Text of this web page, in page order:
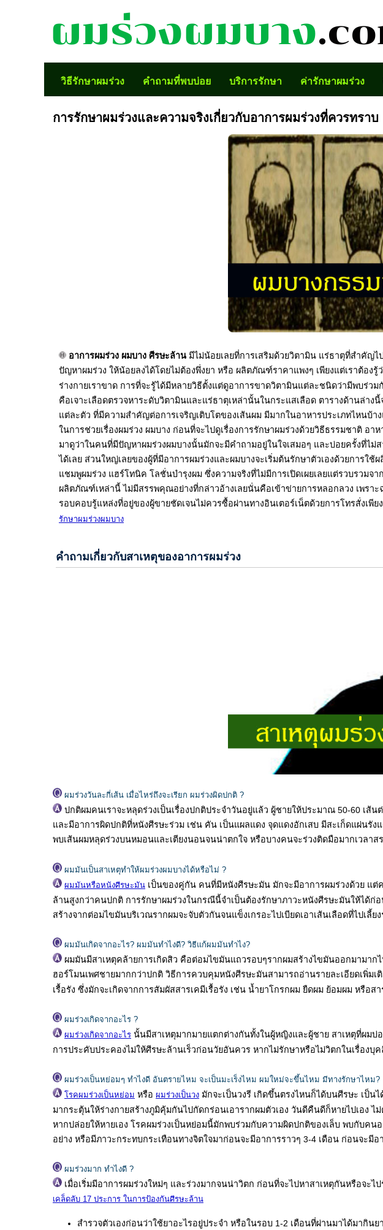
ผมร่วงผมบาง
วิธีรักษาผมร่วง คำถามที่พบบ่อย บริการรักษา ค่ารักษาผมร่วง
การรักษาผมร่วงและความจริงเกี่ยวกับอาการผมร่วงที่ควรทราบ
อาการผมร่วง ผมบาง ศีรษะล้าน มีไม่น้อยเลยที่การเสริมด้วยวิตามิน แร่ธาตุที่สำคัญ
ปัญหาผมร่วง ให้น้อยลงได้โดยไม่ต้องพึ่งยา หรือ ผลิตภัณฑ์ราคาแพงๆ เพียงแต่เราต้องรู้
ร่างกายเราขาด การที่จะรู้ได้มีหลายวิธีตั้งแต่ดูอาการขาดวิตามินแต่ละชนิดว่ามีพบร่ว
คือเจาะเลือดตรวจหาระดับวิตามินและแร่ธาตุเหล่านั้นในกระแสเลือด ตารางด้านล่าง
แต่ละตัว ที่มีความสำคัญต่อการเจริญเติบโตของเส้นผม มีมากในอาหารประเภทไหนบ้
ในการช่วยเรื่องผมร่วง ผมบาง ก่อนที่จะไปดูเรื่องการรักษาผมร่วงด้วยวิธีธรรมชาติ อา
มาดูว่าในคนที่มีปัญหาผมร่วงผมบางนั้นมักจะมีคำถามอยู่ในใจเสมอๆ และบ่อยครั้งที่ไ
ได้เลย ส่วนใหญ่เลยของผู้ที่มีอาการผมร่วงและผมบางจะเริ่มต้นรักษาตัวเองด้วยการใ
แชมพูผมร่วง แฮร์โทนิค โลชั่นบำรุงผม ซึ่งความจริงที่ไม่มีการเปิดเผยเลยแต่รวบรวมจ
ผลิตภัณฑ์เหล่านี้ ไม่มีสรรพคุณอย่างที่กล่าวอ้างเลยนั่นคือเข้าข่ายการหลอกลวง เพรา
รอบคอบรู้แหล่งที่อยู่ของผู้ขายชัดเจนไม่ควรซื้อผ่านทางอินเตอร์เน็ตด้วยการโทรสั่งเพี
รักษาผมร่วงผมบาง
คำถามเกี่ยวกับสาเหตุของอาการผมร่วง
ผมร่วงวันละกี่เส้น เมื่อไหร่ถึงจะเรียก ผมร่วงผิดปกติ ?
ปกติผมคนเราจะหลุดร่วงเป็นเรื่องปกติประจำวันอยู่แล้ว ผู้ชายให้ประมาณ 50-60 เ
และมีอาการผิดปกติที่หนังศีรษะร่วม เช่น คัน เป็นแผลแดง จุดแดงอักเสบ มีสะเก็ดแผ่น
พบเส้นผมหลุดร่วงบนหมอนและเตียงนอนจนน่าตกใจ หรือบางคนจะร่วงติดมือมากเวลา
ผมมันเป็นสาเหตุทำให้ผมร่วงผมบางได้หรือไม่ ?
ผมมันหรือหนังศีรษะมัน เป็นของคู่กัน คนที่มีหนังศีรษะมัน มักจะมีอาการผมร่วงด้วย แต่
ล้านสูงกว่าคนปกติ การรักษาผมร่วงในกรณีนี้จำเป็นต้องรักษาภาวะหนังศีรษะมันให้ได้ก่
สร้างจากต่อมไขมันบริเวณรากผมจะจับตัวกันจนแข็งเกรอะไปเบียดเอาเส้นเลือดที่ไปเลี้ย
ผมมันเกิดจากอะไร? ผมมันทำไงดี? วิธีแก้ผมมันทำไง?
ผมมันมีสาเหตุคล้ายการเกิดสิว คือต่อมไขมันแถวรอบๆรากผมสร้างไขมันออกมามา
ฮอร์โมนเพศชายมากกว่าปกติ วิธีการควบคุมหนังศีรษะมันสามารถอ่านรายละเอียดเพิ่มเ
เรื้อรัง ซึ่งมักจะเกิดจากการสัมผัสสารเคมีเรื้อรัง เช่น น้ำยาโกรกผม ยืดผม ย้อมผม หรือ
ผมร่วงเกิดจากอะไร ?
ผมร่วงเกิดจากอะไร นั้นมีสาเหตุมากมายแตกต่างกันทั้งในผู้หญิงและผู้ชาย สาเหตุที่ผม
การประคับประคองไม่ให้ศีรษะล้านเร็วก่อนวัยอันควร หากไม่รักษาหรือไม่วิตกในเรื่อง
ผมร่วงเป็นหย่อมๆ ทำไงดี อันตรายไหม จะเป็นมะเร็งไหม ผมใหม่จะขึ้นไหม มีทางรักษาไหม?
โรคผมร่วงเป็นหย่อม หรือ ผมร่วงเป็นวง มักจะเป็นวงรี เกิดขึ้นตรงไหนก็ได้บนศีรษะ เป็น
มากระตุ้นให้ร่างกายสร้างภูมิคุ้มกันไปกัดกร่อนเอารากผมตัวเอง วันดีคืนดีก็หายไปเอง
หากปล่อยให้หายเอง โรคผมร่วงเป็นหย่อมนี้มักพบร่วมกับความผิดปกติของเล็บ พบกับคน
อย่าง หรือมีภาวะกระทบกระเทือนทางจิตใจมาก่อนจะมีอาการราวๆ 3-4 เดือน ก่อนจะมีอ
ผมร่วงมาก ทำไงดี ?
เมื่อเริ่มมีอาการผมร่วงใหม่ๆ และร่วงมากจนน่าวิตก ก่อนที่จะไปหาสาเหตุกันหรือจะ
เคล็ดลับ 17 ประการ ในการป้องกันศีรษะล้าน
สำรวจตัวเองก่อนว่าใช้ยาอะไรอยู่ประจำ หรือในรอบ 1-2 เดือนที่ผ่านมาได้มากิ